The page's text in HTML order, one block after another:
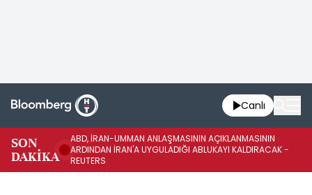
Canlı
SON
DAKİKA
ABD, İRAN-UMMAN ANLAŞMASININ AÇIKLANMASININ
ARDINDAN İRAN'A UYGULADIĞI ABLUKAYI KALDIRACAK -
REUTERS